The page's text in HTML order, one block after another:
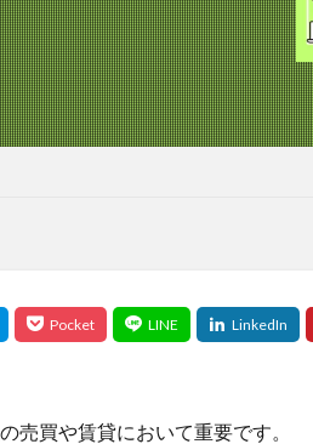
売買や賃貸において重要です。